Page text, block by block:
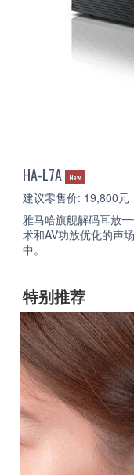
HA-L7A New
建议零售价: 19,800元
雅马哈旗舰解码耳放
术和AV功放优化的声
中。
特别推荐